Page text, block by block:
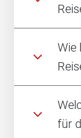
Wie
für